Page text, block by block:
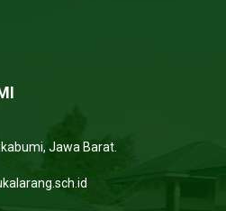
Jawa Barat.